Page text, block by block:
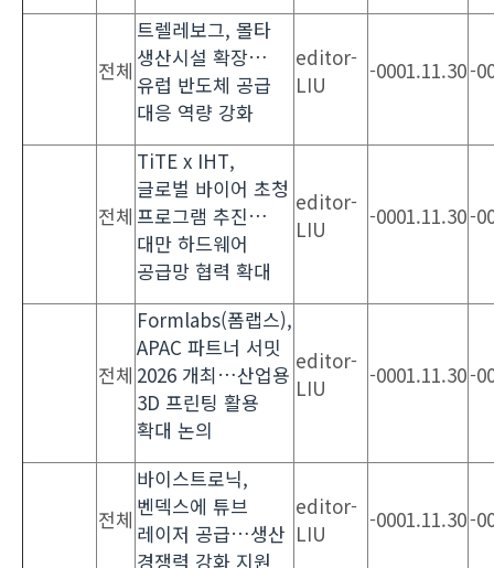
전체
트렐레보그, 몰타
생산시설 확장…
유럽 반도체 공급
대응 역량 강화
editor-
LIU
-0001.11.30-
전체
TiTE x IHT,
글로벌 바이어 초청
프로그램 추진…
대만 하드웨어
공급망 협력 확대
editor-
LIU
-0001.11.30-
전체
Formlabs(폼랩스),
APAC 파트너 서밋
2026 개최…산업용
3D 프린팅 활용
확대 논의
editor-
LIU
-0001.11.30-
전체
바이스트로닉,
벤덱스에 튜브
레이저 공급…생산
경쟁력 강화 지원
editor-
LIU
-0001.11.30-